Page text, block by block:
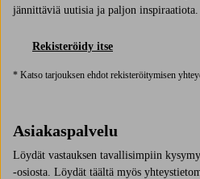
jännittäviä uutisia ja paljon inspiraatiota.
Rekisteröidy itse
* Katso tarjouksen ehdot rekisteröitymisen
Asiakaspalvelu
Löydät vastauksen tavallisimpiin
-osiosta. Löydät täältä myös